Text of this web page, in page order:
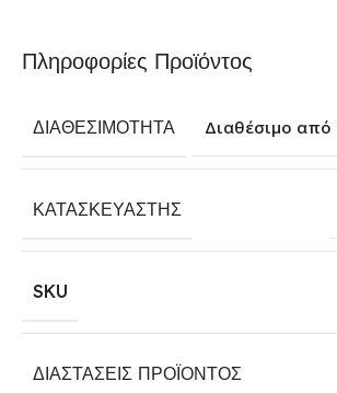
Πληροφορίες Προϊόντος
ΔΙΑΘΕΣΙΜΌΤΗΤΑ Διαθέσιμο από
ΚΑΤΑΣΚΕΥΑΣΤΉΣ
SKU
ΔΙΑΣΤΆΣΕΙΣ ΠΡΟΪΌΝΤΟΣ